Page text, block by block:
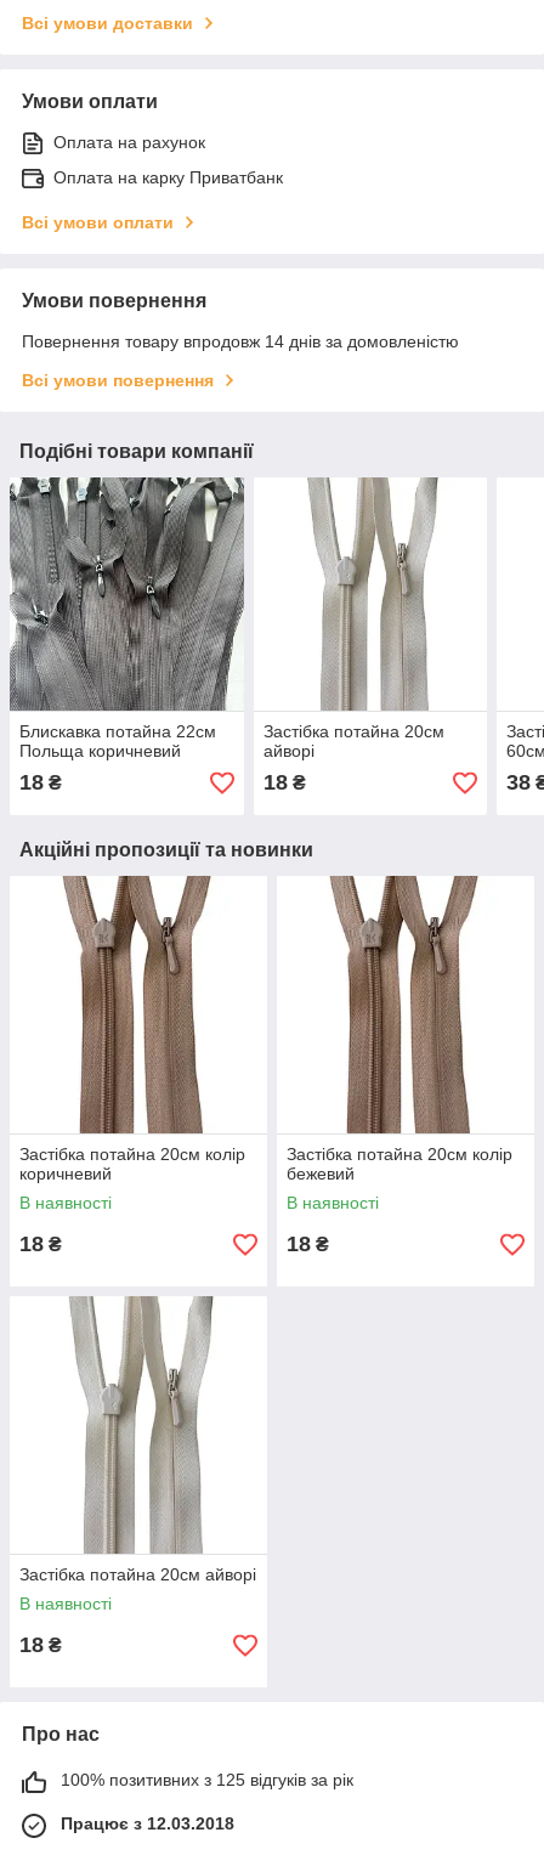
Всі умови доставки
Умови оплати
Оплата на рахунок
Оплата на карку Приватбанк
Всі умови оплати
Умови повернення
Повернення товару впродовж 14 днів за домовленістю
Всі умови повернення
Подібні товари компанії
Блискавка потайна 22см
Польща коричневий
18 ₴
Застібка потайна 20см
айворі
18₴ 38
Акційні пропозиції та новинки
Застібка потайна 20см колір
коричневий
В наявності
18 ₴
Застібка потайна 20см колір
бежевий
В наявності
18 ₴
Застібка потайна 20см айворі
В наявності
18 ₴
Про нас
100% позитивних з 125 відгуків за рік
Працює з 12.03.2018